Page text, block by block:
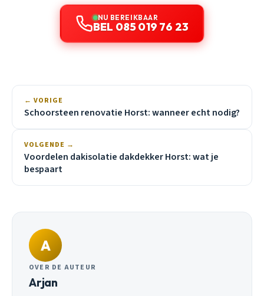
NU BEREIKBAAR
BEL 085 019 76 23
← VORIGE
Schoorsteen renovatie Horst: wanneer echt nodig?
VOLGENDE →
Voordelen dakisolatie dakdekker Horst: wat je
bespaart
A
OVER DE AUTEUR
Arjan